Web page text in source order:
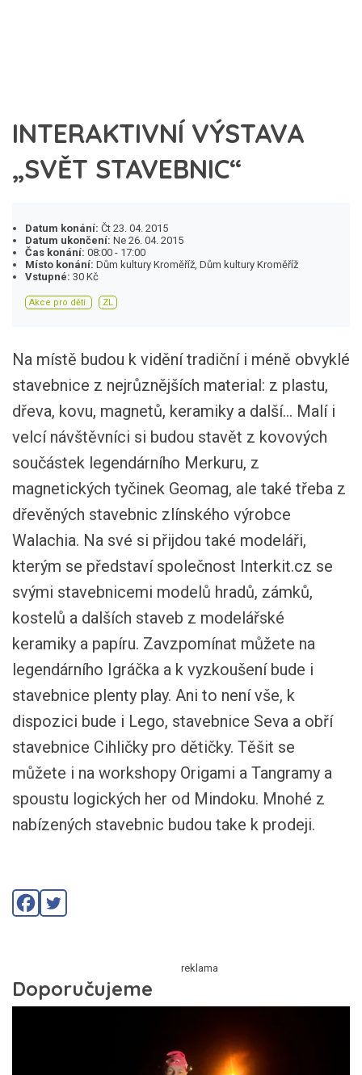
INTERAKTIVNÍ VÝSTAVA
„SVĚT STAVEBNIC“
Datum konání: Čt 23. 04. 2015
Datum ukončení: Ne 26. 04. 2015
Čas konání: 08:00 - 17:00
Místo konání: Dům kultury Kroměříž, Dům kultury Kroměříž
Vstupné: 30 Kč
Akce pro děti ZL
Na místě budou k vidění tradiční i méně obvyklé
stavebnice z nejrůznějších material: z plastu,
dřeva, kovu, magnetů, keramiky a další… Malí i
velcí návštěvníci si budou stavět z kovových
součástek legendárního Merkuru, z
magnetických tyčinek Geomag, ale také třeba z
dřevěných stavebnic zlínského výrobce
Walachia. Na své si přijdou také modeláři,
kterým se představí společnost Interkit.cz se
svými stavebnicemi modelů hradů, zámků,
kostelů a dalších staveb z modelářské
keramiky a papíru. Zavzpomínat můžete na
legendárního Igráčka a k vyzkoušení bude i
stavebnice plenty play. Ani to není vše, k
dispozici bude i Lego, stavebnice Seva a obří
stavebnice Cihličky pro dětičky. Těšit se
můžete i na workshopy Origami a Tangramy a
spoustu logických her od Mindoku. Mnohé z
nabízených stavebnic budou take k prodeji.